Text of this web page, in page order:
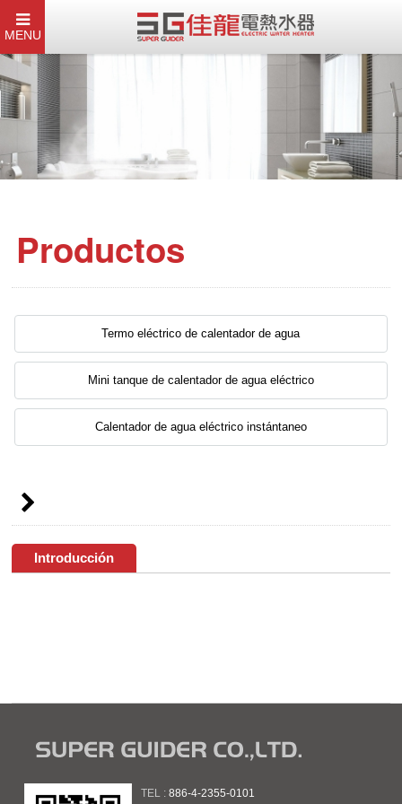
MENU
Productos
Termo eléctrico de calentador de agua
Mini tanque de calentador de agua eléctrico
Calentador de agua eléctrico instántaneo
Introducción
TEL :886-4-2355-0101